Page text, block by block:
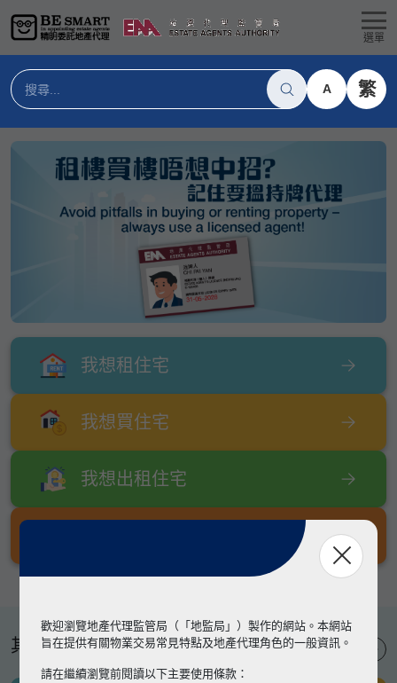
選單
A 繁
我想租住宅
我想買住宅
我想出租住宅
其他專題
歡迎瀏覽地產代理監管局（「地監局」）製作的網站。本網站
旨在提供有關物業交易常見特點及地產代理角色的一般資訊。
請在繼續瀏覽前閱讀以下主要使用條款：